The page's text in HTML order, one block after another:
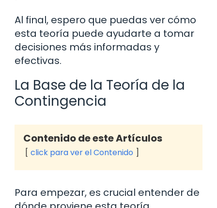
Al final, espero que puedas ver cómo
esta teoría puede ayudarte a tomar
decisiones más informadas y
efectivas.
La Base de la Teoría de la
Contingencia
Contenido de este Artículos
click para ver el Contenido
Para empezar, es crucial entender de